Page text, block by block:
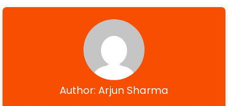
Author: Arjun Sharma